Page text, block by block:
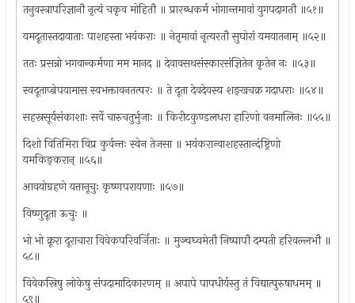
तनुवस्त्रापरिज्ञानौ नृत्यं चकृव मोहितौ ॥ प्रारब्धकर्म भोगान्तमावां युगपदागतौ ॥५१॥
यमदूतास्तदायाताः पाशहस्ता भयंकराः ॥ नेतृमावां नृत्यरतौ सुघोरां यमयातनाम् ॥५२॥
ततः प्रसन्नो भगवान्कर्मणा मम मानद ॥ देवावसथसंस्कारसंज्ञितेन कृतेन नः ॥५३॥
स्वदूताप्न्रेपयामास स्वभक्तावनतत्परः ॥ ते दूता देवदेवस्य शङ्खचक्र गदाधराः ॥५४॥
सहस्रसूर्यसंकाशाः सर्वे चारुचतुर्भुजाः ॥ किरीटकुण्डलधरा हारिणो वनमालिनः ॥५५॥
दिशो वितिमिरा विप्र कुर्वन्तः स्वेन तेजसा ॥ भयंकरान्वाशहस्तान्दंष्ट्रिणो
यमकिङ्करान् ॥५६॥
आवयोग्रहणे यत्तानूचुः कृष्णपरायणाः ॥५७॥
विष्णुदूता ऊचुः ॥
भो भो क्रूरा दूराचारा विवेकपरिवर्जिताः ॥ मुञ्चघ्वमेतौ निष्पापौ दम्पती हरिवल्लभौ ॥
५८॥
विवेकस्रिषु लोकेषु संपदामादिकारणम् ॥ अपापे पापधीर्यस्तु तं विद्यात्पुरुषाधमम् ॥
५९॥